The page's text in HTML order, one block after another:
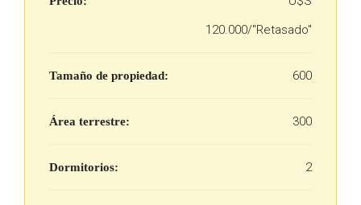
120.000/"Retasado"
Tamaño de propiedad: 600
Área terrestre: 300
Dormitorios: 2